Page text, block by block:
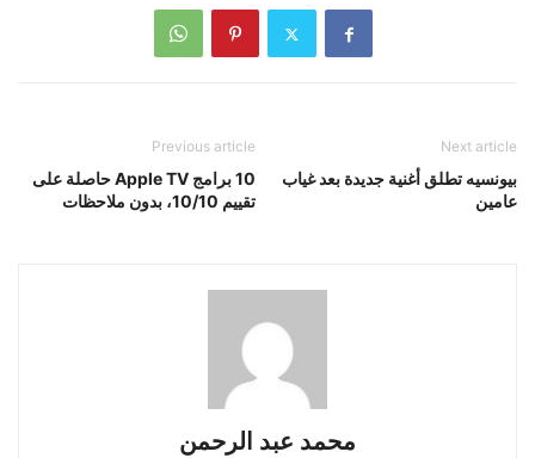
Previous article
10 برامج Apple TV حاصلة على
تقييم 10/10، بدون ملاحظات
Next article
بيونسيه تطلق أغنية جديدة بعد غياب
عامين
محمد عبد الرحمن